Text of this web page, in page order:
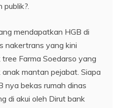
mendapatkan HGB di
nakertrans yang kini
Farma Soedarso yang
mantan pejabat. Siapa
nya bekas rumah dinas
di akui oleh Dirut bank